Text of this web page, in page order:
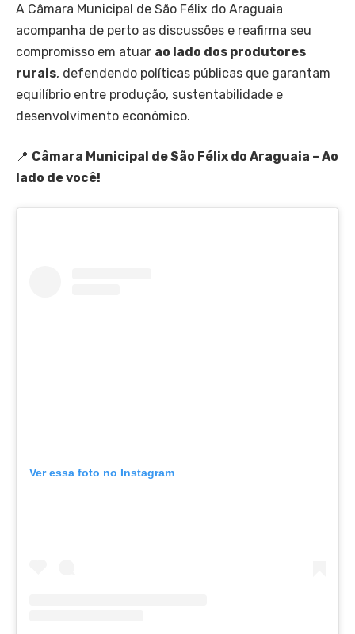
A Câmara Municipal de São Félix do Araguaia
acompanha de perto as discussões e reafirma seu
compromisso em atuar ao lado dos produtores
rurais, defendendo políticas públicas que garantam
equilíbrio entre produção, sustentabilidade e
desenvolvimento econômico.
📍 Câmara Municipal de São Félix do Araguaia – Ao
lado de você!
Ver essa foto no Instagram